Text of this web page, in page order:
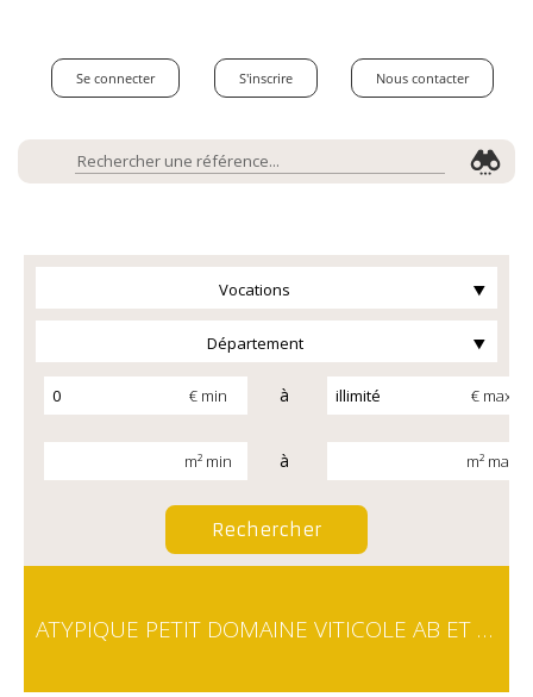
Se connecter S'inscrire Nous contacter
Vocations
Département
€ min à € max
m² min à m² max
ATYPIQUE PETIT DOMAINE VITICOLE AB ET BIODYNAMIE EN CAVE PARTICULIÈRE SUR LES COSTIÈRES DE NÎMES